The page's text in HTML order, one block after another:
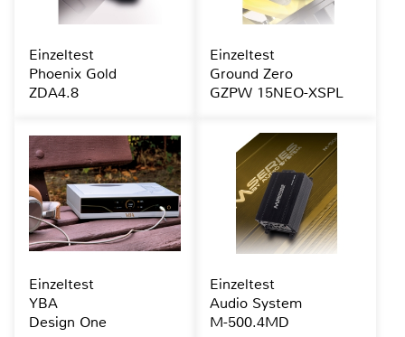
Einzeltest
Phoenix Gold
ZDA4.8
Einzeltest
Ground Zero
GZPW 15NEO-XSPL
Einzeltest
YBA
Design One
Einzeltest
Audio System
M-500.4MD